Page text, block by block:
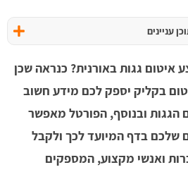
עניינים
איטום גגות באורנית? כנראה שכן
בקליק יספק לכם מידע חשוב
הגגות ובנוסף, הפורטל מאפשר
שלכם בדף המיועד לכך ולקבל
ואנשי מקצוע, המספקים